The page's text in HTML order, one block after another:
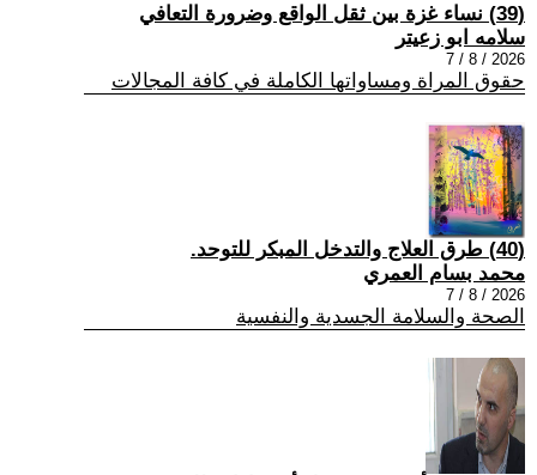
(39) نساء غزة بين ثقل الواقع وضرورة التعافي
سلامه ابو زعيتر
2026 / 8 / 7
حقوق المراة ومساواتها الكاملة في كافة المجالات
(40) طرق العلاج والتدخل المبكر للتوحد.
محمد بسام العمري
2026 / 8 / 7
الصحة والسلامة الجسدية والنفسية